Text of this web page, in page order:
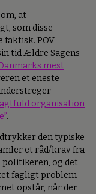
at
som disse
faktisk. POV
tid Ældre Sagens
mest
et eneste
organisation
.
den typiske
et råd/krav fra
politikeren, og det
fagligt problem
opstår, når der